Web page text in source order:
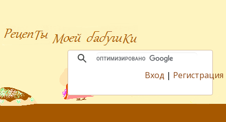
Вход | Регистрация